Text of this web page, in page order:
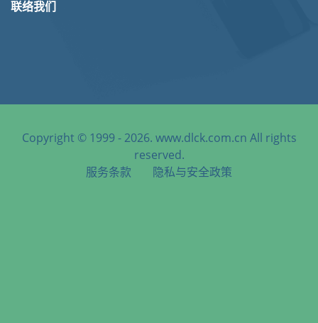
联络我们
Copyright © 1999 - 2026. www.dlck.com.cn All rights
reserved.
服务条款
隐私与安全政策